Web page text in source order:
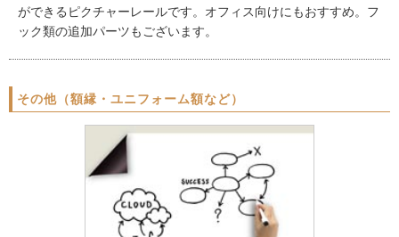
ができるピクチャーレールです。オフィス向けにもおすすめ。フ
ック類の追加パーツもございます。
その他（額縁・ユニフォーム額など）